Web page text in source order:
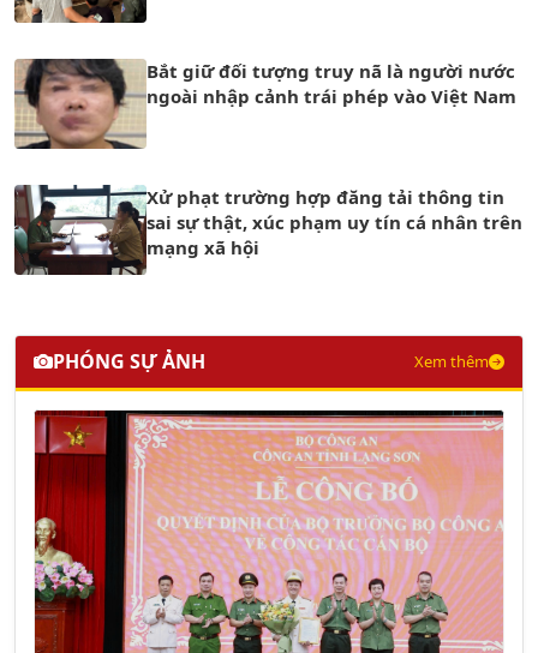
Bắt giữ đối tượng truy nã là người nước
ngoài nhập cảnh trái phép vào Việt Nam
Xử phạt trường hợp đăng tải thông tin
sai sự thật, xúc phạm uy tín cá nhân trên
mạng xã hội
PHÓNG SỰ ẢNH Xem thêm